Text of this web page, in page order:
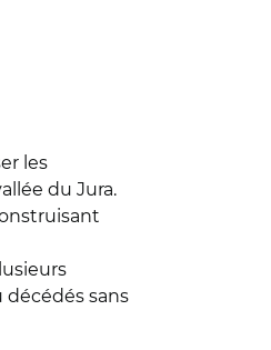
les
du Jura.
décédés sans